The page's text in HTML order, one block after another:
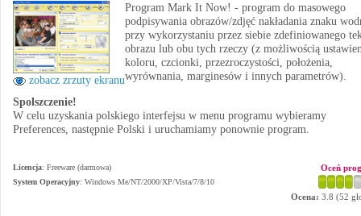
zobacz zrzuty ekranu
Program Mark It Now! - program do masowego
podpisywania obrazów/zdjęć nakładania znaku
przy wykorzystaniu przez siebie zdefiniowanego
obrazu lub obu tych rzeczy (z możliwością
koloru, czcionki, przezroczystości, położenia,
wyrównania, marginesów i innych parametrów).
Spolszczenie!
W celu uzyskania polskiego interfejsu w menu programu wybieramy
Preferences, następnie Polski i uruchamiamy ponownie program.
Licencja: Freeware (darmowa)
System Operacyjny: Windows Me/NT/2000/XP/Vista/7/8/10
Oceń
Ocena: 3.8 (52